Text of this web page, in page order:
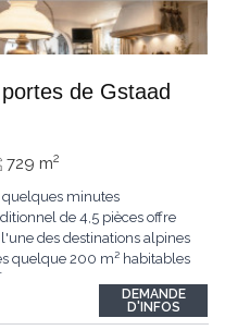
de Gstaad
729 m2
minutes
de 4,5 pièces offre
des destinations alpines
quelque 200 m² habitables
dégagée sur le village de
DEMANDE
D'INFOS